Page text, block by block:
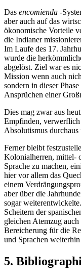
Das encomienda -
aber auch auf das
ökonomische Vorteile
die Indianer
Im Laufe des 17.
wurde die
abgelöst. Ziel war es
Mission wenn auch
sondern in dieser
Ansprüchen einer
Dies mag zwar aus
Empfinden, verwerflich
Absolutismus
Ferner bleibt
Kolonialherren, mittel-
Sprache zu machen,
hier vor allem das
einem
aber über die
sogar
Scheitern der
gleichen Atemzug
Bereicherung für die
und Sprachen
5.